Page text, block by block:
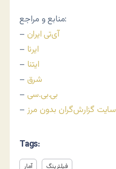
منابع و مراجع:
– آی‌تی ايران
– ايرنا
– ايتنا
– شرق
– بی.بی.سی
– سايت گزارش‌گران بدون مرز
Tags:
آمار فیلترینگ